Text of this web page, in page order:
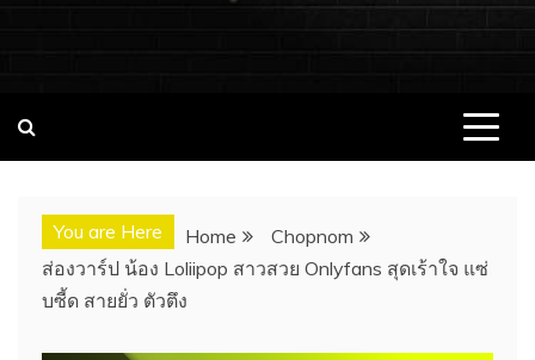
ดอล นางแบบ ONLYFANS หุ่นเอ็กซ์
You are Here Home
Chopnom
ส่องวาร์ป น้อง Loliipop สาวสวย Onlyfans สุดเร้าใจ แซ่
บซี้ด สายยั่ว ตัวตึง